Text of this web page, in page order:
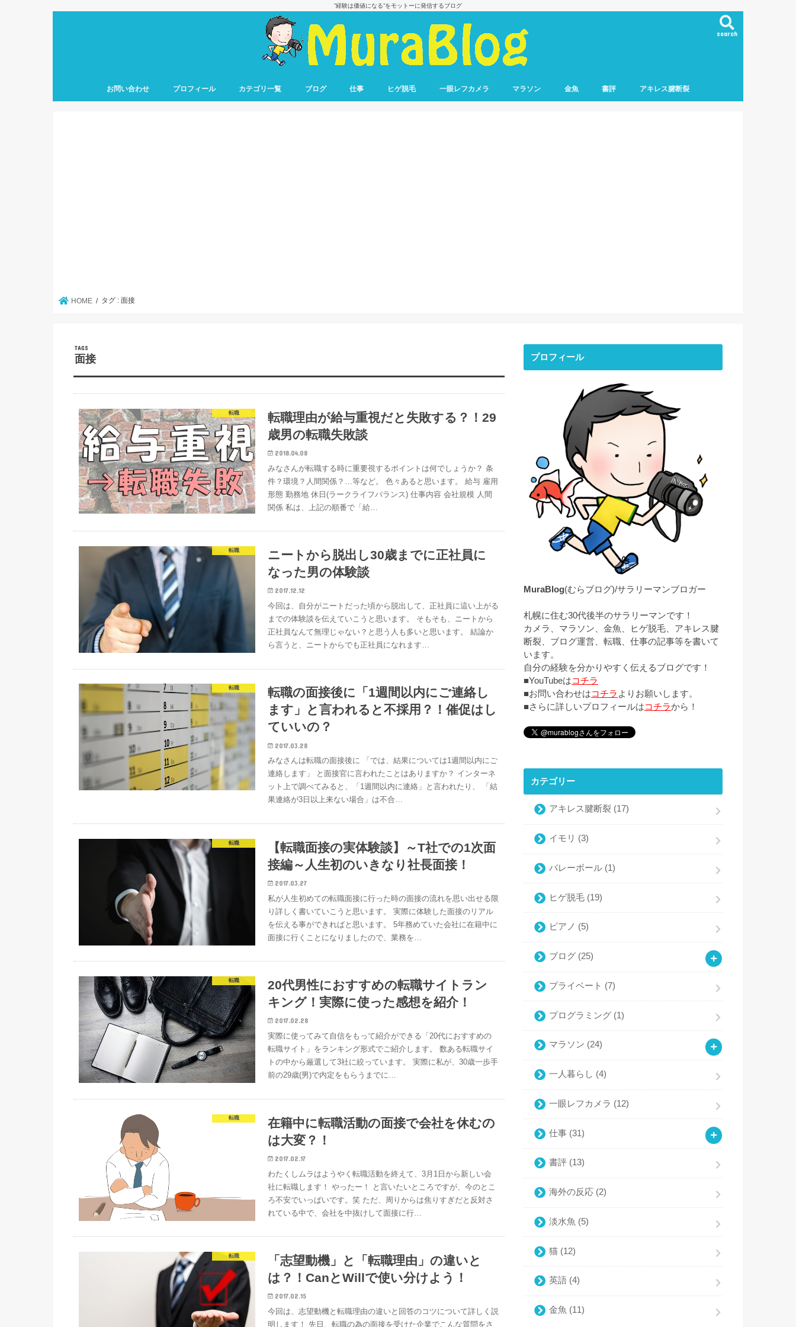
”経験は価値になる”をモットーに発信するブログ
search
お問い合わせ プロフィール カテゴリ一覧 ブログ 仕事 ヒゲ脱毛 一眼レフカメラ マラソン 金魚 書評 アキレス腱断裂
HOME タグ : 面接
面接
転職
転職理由が給与重視だと失敗する？！29
歳男の転職失敗談
2018.04.08
みなさんが転職する時に重要視するポイントは何でしょうか？ 条
件？環境？人間関係？…等など。 色々あると思います。 給与 雇用
形態 勤務地 休日(ラークライフバランス) 仕事内容 会社規模 人間
関係 私は、上記の順番で「給…
転職
ニートから脱出し30歳までに正社員に
なった男の体験談
2017.12.12
今回は、自分がニートだった頃から脱出して、正社員に這い上がる
までの体験談を伝えていこうと思います。 そもそも、ニートから
正社員なんて無理じゃない？と思う人も多いと思います。 結論か
ら言うと、ニートからでも正社員になれます…
転職
転職の面接後に「1週間以内にご連絡し
ます」と言われると不採用？！催促はし
ていいの？
2017.03.28
みなさんは転職の面接後に 「では、結果については1週間以内にご
連絡します」 と面接官に言われたことはありますか？ インターネ
ット上で調べてみると、「1週間以内に連絡」と言われたり、 「結
果連絡が3日以上来ない場合」は不合…
転職
【転職面接の実体験談】～T社での1次面
接編～人生初のいきなり社長面接！
2017.03.27
私が人生初めての転職面接に行った時の面接の流れを思い出せる限
り詳しく書いていこうと思います。 実際に体験した面接のリアル
を伝える事ができればと思います。 5年務めていた会社に在籍中に
面接に行くことになりましたので、業務を…
転職
20代男性におすすめの転職サイトラン
キング！実際に使った感想を紹介！
2017.02.28
実際に使ってみて自信をもって紹介ができる「20代におすすめの
転職サイト」をランキング形式でご紹介します。 数ある転職サイ
トの中から厳選して3社に絞っています。 実際に私が、30歳一歩手
前の29歳(男)で内定をもらうまでに…
転職
在籍中に転職活動の面接で会社を休むの
は大変？！
2017.02.17
わたくしムラはようやく転職活動を終えて、3月1日から新しい会
社に転職します！ やったー！ と言いたいところですが、今のとこ
ろ不安でいっぱいです。笑 ただ、周りからは焦りすぎだと反対さ
れている中で、会社を中抜けして面接に行…
転職
「志望動機」と「転職理由」の違いと
は？！CanとWillで使い分けよう！
2017.02.15
今回は、志望動機と転職理由の違いと回答のコツについて詳しく説
明します！ 先日、転職の為の面接を受けた企業でこんな質問をさ
プロフィール
MuraBlog(むらブログ)/サラリーマンブロガー
札幌に住む30代後半のサラリーマンです！
カメラ、マラソン、金魚、ヒゲ脱毛、アキレス腱
断裂、ブログ運営、転職、仕事の記事等を書いて
います。
自分の経験を分かりやすく伝えるブログです！
■YouTubeはコチラ
■お問い合わせはコチラ よりお願いします。
■さらに詳しいプロフィールはコチラから！
カテゴリー
アキレス腱断裂 (17)
イモリ (3)
バレーボール (1)
ヒゲ脱毛 (19)
ピアノ (5)
ブログ (25)
プライベート (7)
プログラミング (1)
マラソン (24)
一人暮らし (4)
一眼レフカメラ (12)
仕事 (31)
書評 (13)
海外の反応 (2)
淡水魚 (5)
猫 (12)
英語 (4)
金魚 (11)